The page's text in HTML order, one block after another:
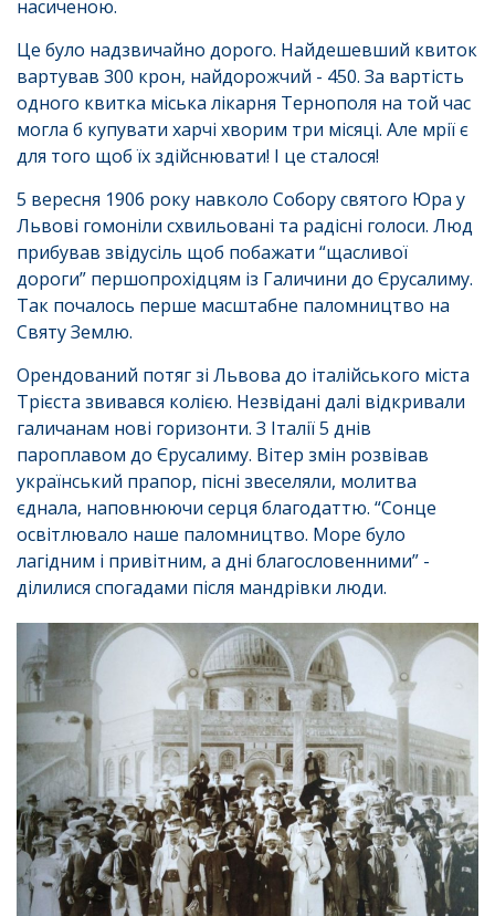
насиченою.
Це було надзвичайно дорого. Найдешевший квиток
вартував 300 крон, найдорожчий - 450. За вартість
одного квитка міська лікарня Тернополя на той час
могла б купувати харчі хворим три місяці. Але мрії є
для того щоб їх здійснювати! І це сталося!
5 вересня 1906 року навколо Собору святого Юра у
Львові гомоніли схвильовані та радісні голоси. Люд
прибував звідусіль щоб побажати “щасливої
дороги” першопрохідцям із Галичини до Єрусалиму.
Так почалось перше масштабне паломництво на
Святу Землю.
Орендований потяг зі Львова до італійського міста
Трієста звивався колією. Незвідані далі відкривали
галичанам нові горизонти. З Італії 5 днів
пароплавом до Єрусалиму. Вітер змін розвівав
український прапор, пісні звеселяли, молитва
єднала, наповнюючи серця благодаттю. “Сонце
освітлювало наше паломництво. Море було
лагідним і привітним, а дні благословенними” -
ділилися спогадами після мандрівки люди.